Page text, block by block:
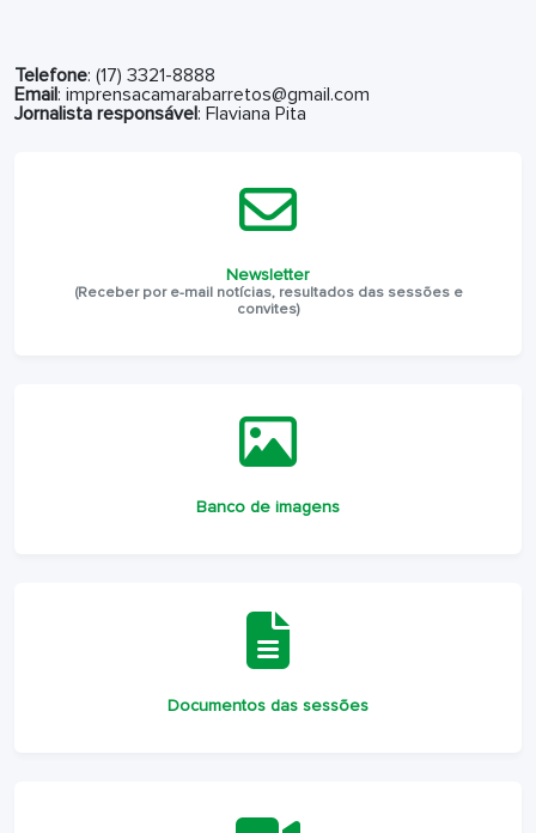
Telefone: (17) 3321-8888
Email : imprensacamarabarretos@gmail.com
Jornalista responsável : Flaviana Pita
Newsletter
(Receber por e-mail notícias, resultados das sessões e
convites)
Banco de imagens
Documentos das sessões